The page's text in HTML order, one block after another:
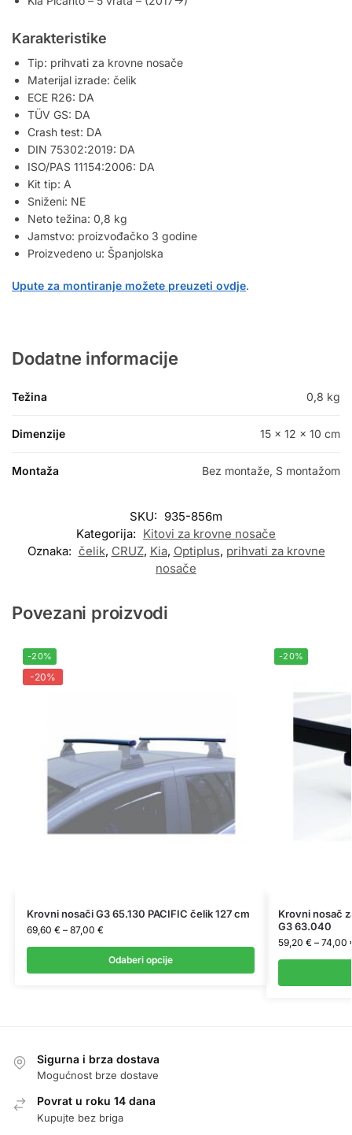
Karakteristike
Tip: prihvati za krovne nosače
Materijal izrade: čelik
ECE R26: DA
TÜV GS: DA
Crash test: DA
DIN 75302:2019: DA
ISO/PAS 11154:2006: DA
Kit tip: A
Sniženi: NE
Neto težina: 0,8 kg
Jamstvo: proizvođačko 3 godine
Proizvedeno u: Španjolska
Upute za montiranje možete preuzeti ovdje.
Dodatne informacije
Težina 0,8 kg
Dimenzije 15 × 12 × 10 cm
Montaža Bez montaže, S montažom
SKU: 935-856m
Kategorija: Kitovi za krovne nosače
Oznaka: čelik, CRUZ, Kia, Optiplus, prihvati za krovne
nosače
Povezani proizvodi
-20%
-20%
Krovni nosači G3 65.130 PACIFIC čelik 127 cm
69,60 € – 87,00 €
Odaberi opcije
-20%
Krovni nosač
G3 63.040
59,20 € – 74,00
Sigurna i brza dostava
Mogućnost brze dostave
Povrat u roku 14 dana
Kupujte bez briga